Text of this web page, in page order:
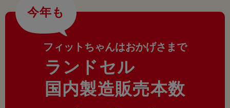
今年も
フィットちゃんはおかげさまで
ランドセル
国内製造販売本数